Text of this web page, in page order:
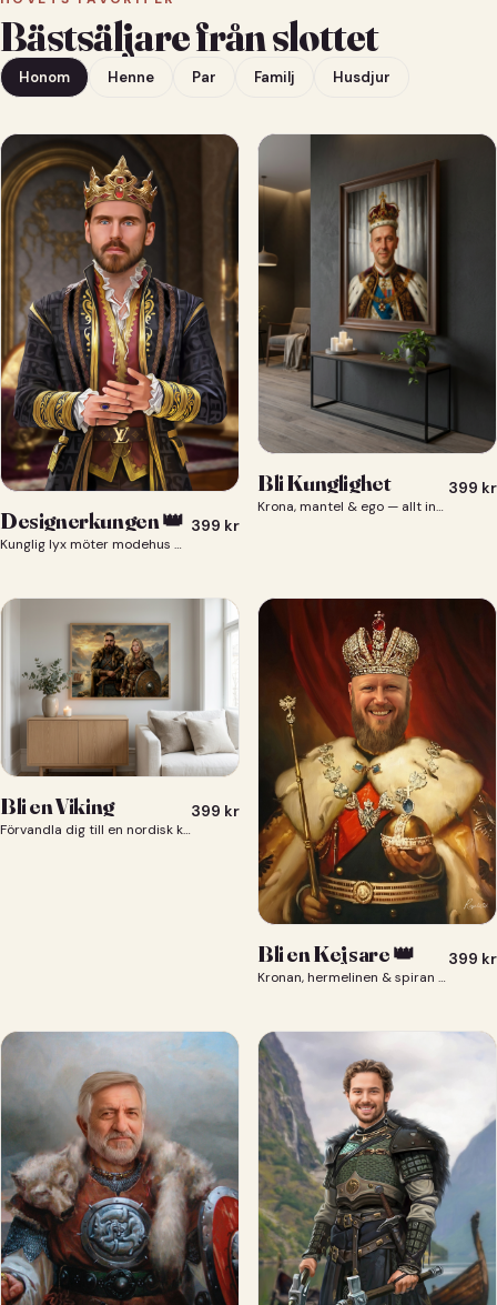
Bästsäljare från slottet
Honom Henne Par Familj Husdjur
Designerkungen 👑
Kunglig lyx möter modehus — du som designerkung 👑
399 kr
Bli Kunglighet
Krona, mantel & ego — allt ingår 👑
399 kr
Bli en Viking
Förvandla dig till en nordisk krigare i ett episkt vikingaporträtt.
399 kr
Bli en Kejsare 👑
Kronan, hermelinen & spiran — du som kejsare 👑
399 kr